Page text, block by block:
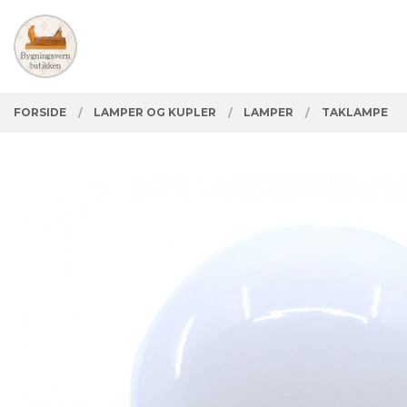
innholdet
PRODUKTER
Lukk
FORSIDE LAMPER OG KUPLER LAMPER TAKLAMPE